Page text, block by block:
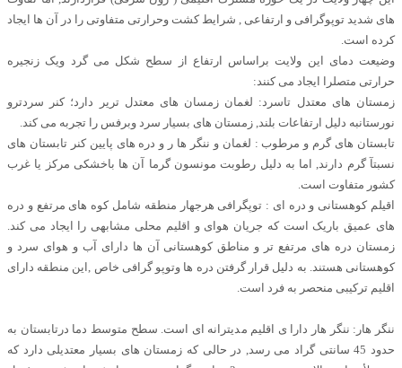
های شدید توپوگرافی و ارتفاعی , شرایط کشت وحرارتی متفاوتی را در آن ها ایجاد
کرده است.
وضیعت دمای این ولایت براساس ارتفاع از سطح شکل می گرد ویک زنجیره
حرارتی متصلرا ایجاد می کنند:
زمستان های معتدل تاسرد: لغمان زمسان های معتدل تریر دارد؛ کنر سردترو
نورستانبه دلیل ارتفاعات بلند, زمستان های بسیار سرد وبرفس را تجربه می کند.
تابستان های گرم و مرطوب : لغمان و ننگر ها ر و دره های پایین کنر تابستان های
نسبتآ گرم دارند, اما به دلیل رطوبت مونسون گرما آن ها باخشکی مرکز یا غرب
کشور متفاوت است.
اقیلم کوهستانی و دره ای : توپگرافی هرجهار منطقه شامل کوه های مرتفع و دره
های عمیق باریک است که جریان هوای و اقلیم محلی مشابهی را ایجاد می کند.
زمستان دره های مرتفع تر و مناطق کوهستانی آن ها دارای آب و هوای سرد و
کوهستانی هستند. به دلیل قرار گرفتن دره ها وتوپو گرافی خاص ,این منطقه دارای
اقلیم ترکیبی منحصر به فرد است.
ننگر هار: ننگر هار دارا ی اقلیم مدیترانه ای است. سطح متوسط دما درتابستان به
حدود 45 سانتی گراد می رسد, در حالی که زمستان های بسیار معتدیلی دارد که